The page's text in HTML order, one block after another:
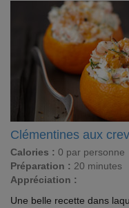
Clémentines aux
Calories : 0 par personne
Préparation : 20 minutes
Appréciation :
Une belle recette dans